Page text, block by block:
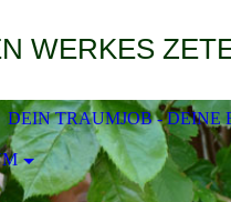
DEIN TRAUMJOB - DEINE